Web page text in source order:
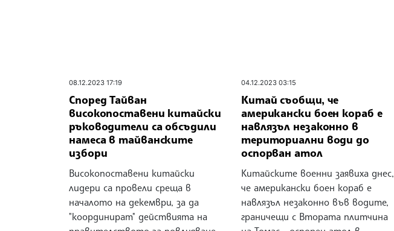
08.12.2023 17:19
Според Тайван
високопоставени китайски
ръководители са обсъдили
намеса в тайванските
избори
Високопоставени китайски
лидери са провели среща в
началото на декември, за да
"координират" действията на
04.12.2023 03:15
Китай съобщи, че
американски боен кораб е
навлязъл незаконно в
териториални води до
оспорван атол
Китайските военни заявиха днес,
че американски боен кораб е
навлязъл незаконно във водите,
граничещи с Втората плитчина